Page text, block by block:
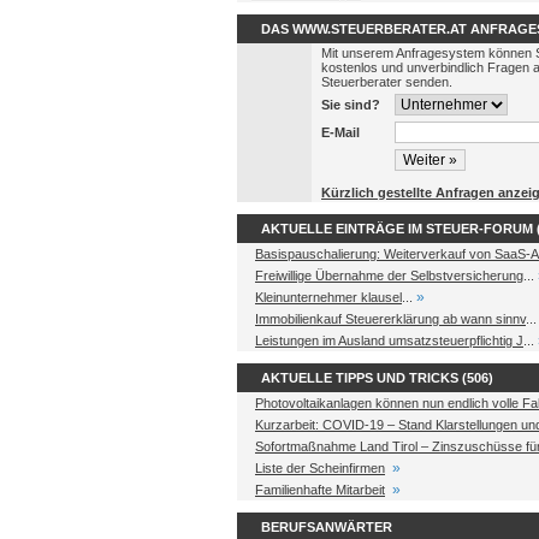
DAS WWW.STEUERBERATER.AT
Mit unserem Anfragesystem können
kostenlos und unverbindlich Fragen
Steuerberater senden.
Sie sind?
E-Mail
Kürzlich gestellte Anfragen
AKTUELLE EINTRÄGE IM STEUER-FORUM
Basispauschalierung: Weiterverkauf von SaaS-A
Freiwillige Übernahme der Selbstversicherung
Kleinunternehmer klausel »
Immobilienkauf Steuererklärung ab wann sinnv...
Leistungen im Ausland umsatzsteuerpflichtig J
AKTUELLE TIPPS UND TRICKS (506)
Photovoltaikanlagen können nun endlich volle
Kurzarbeit: COVID-19 – Stand Klarstellungen
Sofortmaßnahme Land Tirol – Zinszuschüsse
Liste der Scheinfirmen »
Familienhafte Mitarbeit »
BERUFSANWÄRTER